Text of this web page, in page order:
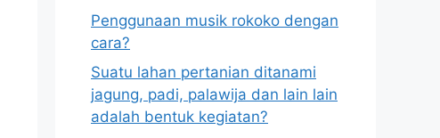
Penggunaan musik rokoko dengan
cara?
Suatu lahan pertanian ditanami
jagung, padi, palawija dan lain lain
adalah bentuk kegiatan?